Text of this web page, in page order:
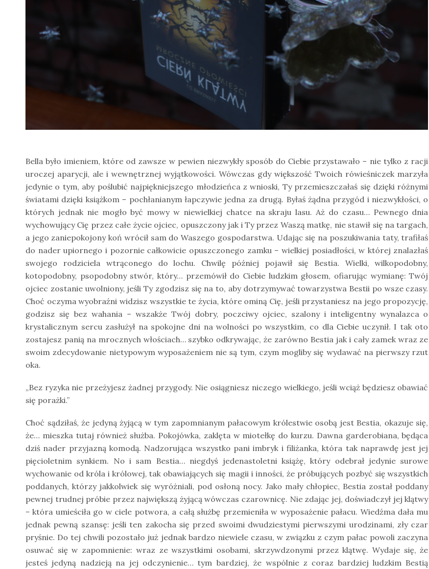
Bella było imieniem, które od zawsze w pewien niezwykły sposób do Ciebie przystawało – nie tylko z racji
uroczej aparycji, ale i wewnętrznej wyjątkowości. Wówczas gdy większość Twoich rówieśniczek marzyła
jedynie o tym, aby poślubić najpiękniejszego młodzieńca z wnioski, Ty przemieszczałaś się dzięki różnymi
światami dzięki książkom – pochłanianym łapczywie jedna za drugą. Byłaś żądna przygód i niezwykłości, o
których jednak nie mogło być mowy w niewielkiej chatce na skraju lasu. Aż do czasu… Pewnego dnia
wychowujący Cię przez całe życie ojciec, opuszczony jak i Ty przez Waszą matkę, nie stawił się na targach,
a jego zaniepokojony koń wrócił sam do Waszego gospodarstwa. Udając się na poszukiwania taty, trafiłaś
do nader upiornego i pozornie całkowicie opuszczonego zamku – wielkiej posiadłości, w której znalazłaś
swojego rodziciela wtrąconego do lochu. Chwilę później pojawił się Bestia. Wielki, wilkopodobny,
kotopodobny, psopodobny stwór, który… przemówił do Ciebie ludzkim głosem, ofiarując wymianę: Twój
ojciec zostanie uwolniony, jeśli Ty zgodzisz się na to, aby dotrzymywać towarzystwa Bestii po wsze czasy.
Choć oczyma wyobraźni widzisz wszystkie te życia, które ominą Cię, jeśli przystaniesz na jego propozycję,
godzisz się bez wahania – wszakże Twój dobry, poczciwy ojciec, szalony i inteligentny wynalazca o
krystalicznym sercu zasłużył na spokojne dni na wolności po wszystkim, co dla Ciebie uczynił. I tak oto
zostajesz panią na mrocznych włościach… szybko odkrywając, że zarówno Bestia jak i cały zamek wraz ze
swoim zdecydowanie nietypowym wyposażeniem nie są tym, czym mogliby się wydawać na pierwszy rzut
oka.
„Bez ryzyka nie przeżyjesz żadnej przygody. Nie osiągniesz niczego wielkiego, jeśli wciąż będziesz obawiać
się porażki.”
Choć sądziłaś, że jedyną żyjącą w tym zapomnianym pałacowym królestwie osobą jest Bestia, okazuje się,
że… mieszka tutaj również służba. Pokojówka, zaklęta w miotełkę do kurzu. Dawna garderobiana, będąca
dziś nader przyjazną komodą. Nadzorująca wszystko pani imbryk i filiżanka, która tak naprawdę jest jej
pięcioletnim synkiem. No i sam Bestia… niegdyś jedenastoletni książę, który odebrał jedynie surowe
wychowanie od króla i królowej, tak obawiających się magii i inności, że próbujących pozbyć się wszystkich
poddanych, którzy jakkolwiek się wyróżniali, pod osłoną nocy. Jako mały chłopiec, Bestia został poddany
pewnej trudnej próbie przez największą żyjącą wówczas czarownicę. Nie zdając jej, doświadczył jej klątwy
– która umieściła go w ciele potwora, a całą służbę przemieniła w wyposażenie pałacu. Wiedźma dała mu
jednak pewną szansę: jeśli ten zakocha się przed swoimi dwudziestymi pierwszymi urodzinami, zły czar
pryśnie. Do tej chwili pozostało już jednak bardzo niewiele czasu, w związku z czym pałac powoli zaczyna
osuwać się w zapomnienie: wraz ze wszystkimi osobami, skrzywdzonymi przez klątwę. Wydaje się, że
jesteś jedyną nadzieją na jej odczynienie… tym bardziej, że wspólnie z coraz bardziej ludzkim Bestią